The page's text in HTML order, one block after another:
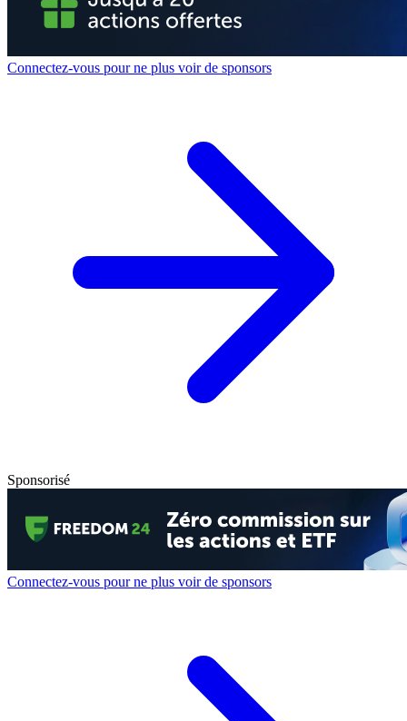
Connectez-vous pour ne plus voir de sponsors
Sponsorisé
Connectez-vous pour ne plus voir de sponsors